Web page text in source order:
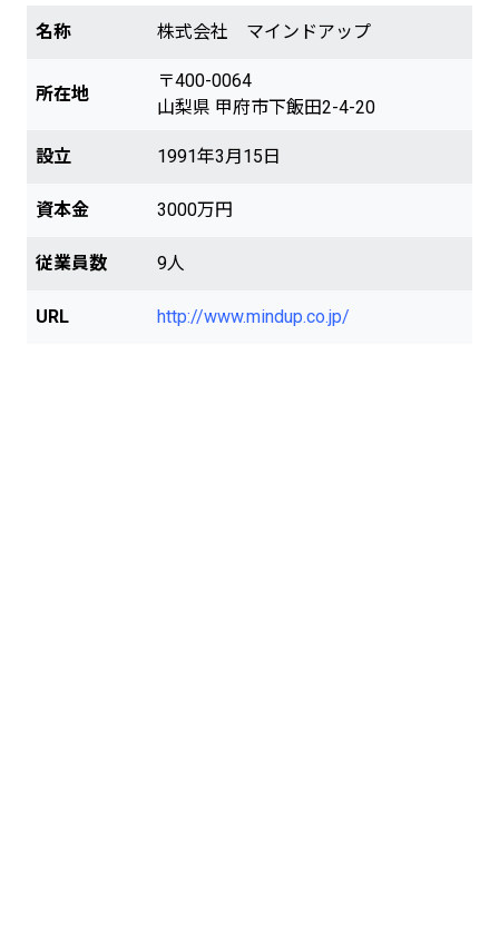
名称 株式会社 マインドアップ
所在地
〒400-0064
山梨県 甲府市下飯田2-4-20
設立 1991年3月15日
資本金 3000万円
従業員数 9人
URL http://www.mindup.co.jp/